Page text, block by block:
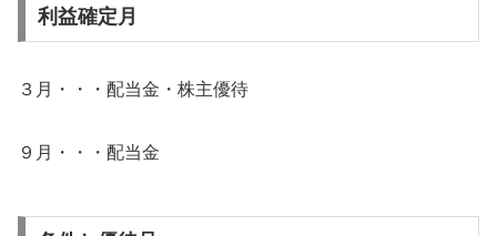
利益確定月
３月・・・配当金・株主優待
９月・・・配当金